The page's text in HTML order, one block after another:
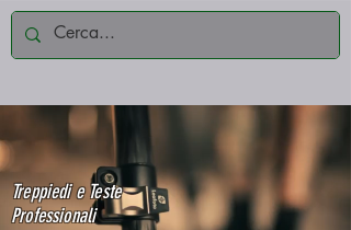
Treppiedi e Teste
Professionali